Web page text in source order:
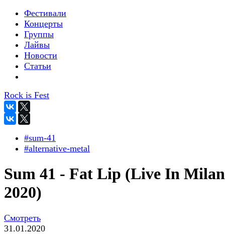
Фестивали
Концерты
Группы
Лайвы
Новости
Статьи
Rock is Fest
#sum-41
#alternative-metal
Sum 41 - Fat Lip (Live In Milan
2020)
Смотреть
31.01.2020